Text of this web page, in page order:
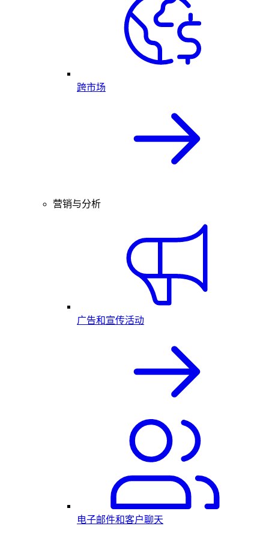
跨市场
营销与分析
广告和宣传活动
电子邮件和客户聊天